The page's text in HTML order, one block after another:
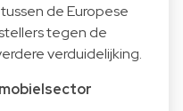
de Europese
tegen de
verduidelijking.